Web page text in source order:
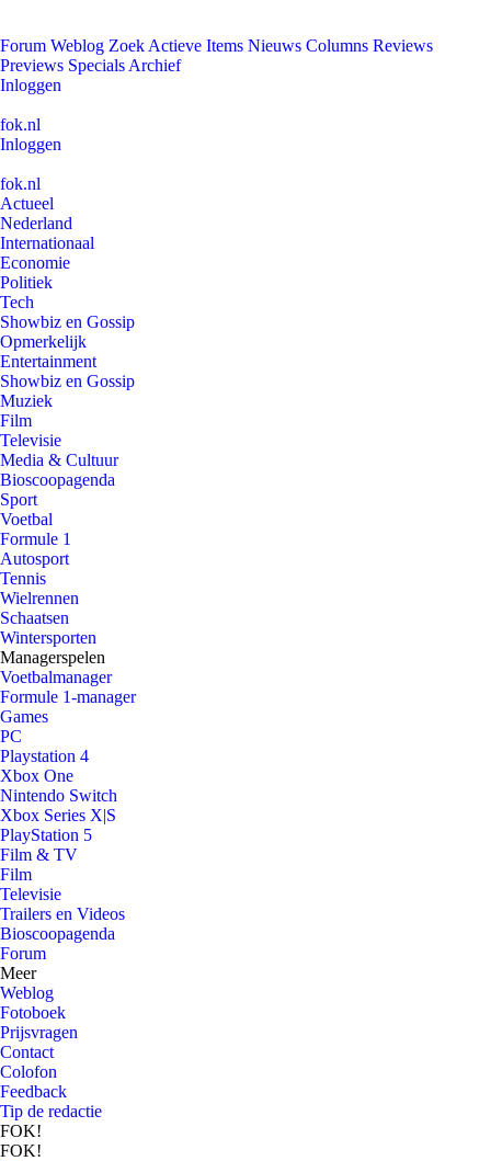
Forum Weblog Zoek Actieve Items Nieuws Columns Reviews
Previews Specials Archief
Inloggen
fok.nl
Inloggen
fok.nl
Actueel
Nederland
Internationaal
Economie
Politiek
Tech
Showbiz en Gossip
Opmerkelijk
Entertainment
Showbiz en Gossip
Muziek
Film
Televisie
Media & Cultuur
Bioscoopagenda
Sport
Voetbal
Formule 1
Autosport
Tennis
Wielrennen
Schaatsen
Wintersporten
Managerspelen
Voetbalmanager
Formule 1-manager
Games
PC
Playstation 4
Xbox One
Nintendo Switch
Xbox Series X|S
PlayStation 5
Film & TV
Film
Televisie
Trailers en Videos
Bioscoopagenda
Forum
Meer
Weblog
Fotoboek
Prijsvragen
Contact
Colofon
Feedback
Tip de redactie
FOK!
FOK!